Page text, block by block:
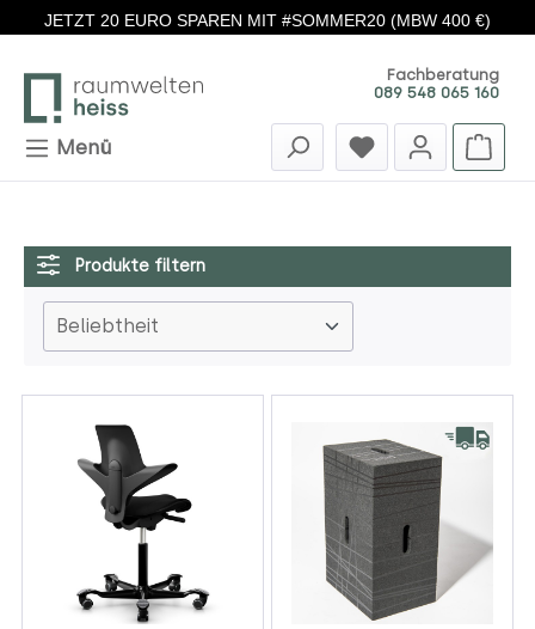
Zum Hauptinhalt springen
JETZT 20 EURO SPAREN MIT #SOMMER20 (MBW 400 €)
Fachberatung
089 548 065 160
Menü
Produkte filtern